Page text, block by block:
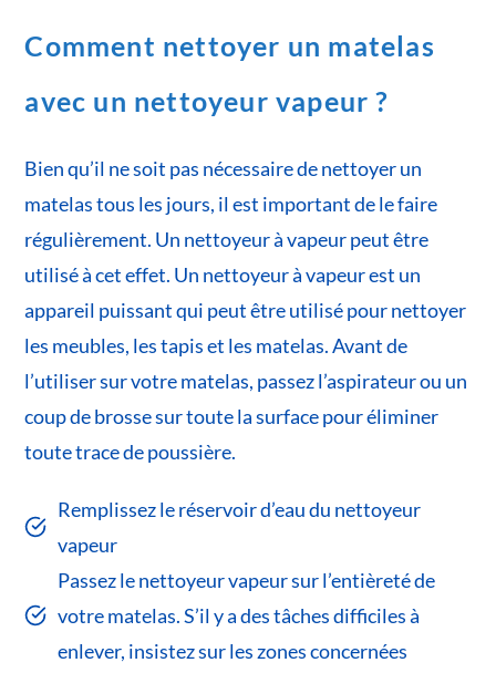
Comment nettoyer un matelas
avec un nettoyeur vapeur ?
Bien qu’il ne soit pas nécessaire de nettoyer un
matelas tous les jours, il est important de le faire
régulièrement. Un nettoyeur à vapeur peut être
utilisé à cet effet. Un nettoyeur à vapeur est un
appareil puissant qui peut être utilisé pour nettoyer
les meubles, les tapis et les matelas. Avant de
l’utiliser sur votre matelas, passez l’aspirateur ou un
coup de brosse sur toute la surface pour éliminer
toute trace de poussière.
Remplissez le réservoir d’eau du nettoyeur
vapeur
Passez le nettoyeur vapeur sur l’entièreté de
votre matelas. S’il y a des tâches difficiles à
enlever, insistez sur les zones concernées